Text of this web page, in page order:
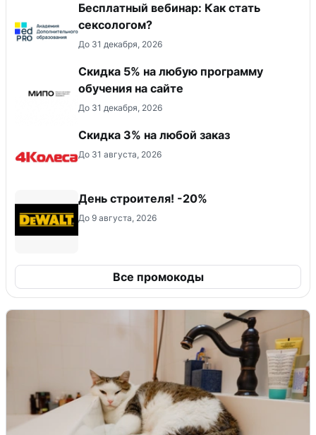
Бесплатный вебинар: Как стать
сексологом?
До 31 декабря, 2026
Скидка 5% на любую программу
обучения на сайте
До 31 декабря, 2026
Скидка 3% на любой заказ
До 31 августа, 2026
День строителя! -20%
До 9 августа, 2026
Все промокоды